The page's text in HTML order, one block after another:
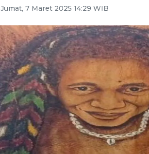
Jumat, 7 Maret 2025 14:29 WIB